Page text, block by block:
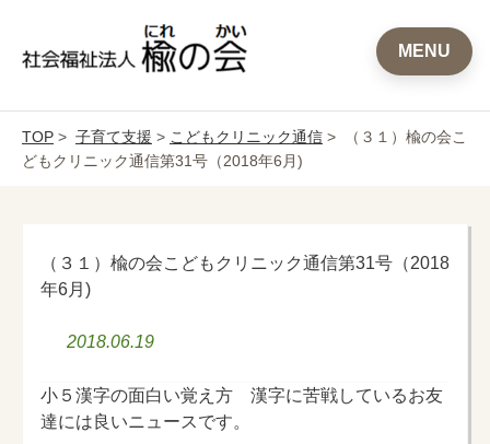
MENU
TOP > 子育て支援 > こどもクリニック通信 > （３１）楡の会こ
どもクリニック通信第31号（2018年6月)
（３１）楡の会こどもクリニック通信第31号（2018
年6月)
2018.06.19
小５漢字の面白い覚え方 漢字に苦戦しているお友
達には良いニュースです。